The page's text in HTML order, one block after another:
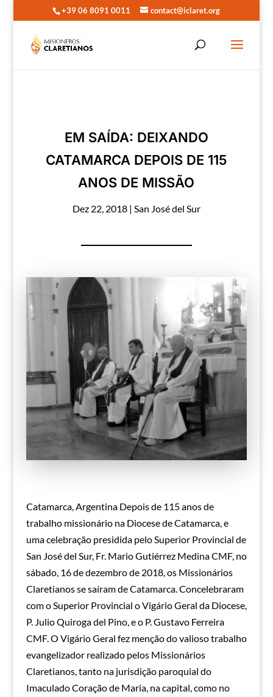
+39 06 8091 0011 contact@iclaret.org
EM SAÍDA: DEIXANDO
CATAMARCA DEPOIS DE 115
ANOS DE MISSÃO
Dez 22, 2018| San José del Sur
Catamarca, Argentina Depois de 115 anos de
trabalho missionário na Diocese de Catamarca, e
uma celebração presidida pelo Superior Provincial de
San José del Sur, Fr. Mario Gutiérrez Medina CMF, no
sábado, 16 de dezembro de 2018, os Missionários
Claretianos se saíram de Catamarca. Concelebraram
com o Superior Provincial o Vigário Geral da Diocese,
P. Julio Quiroga del Pino, e o P. Gustavo Ferreira
CMF. O Vigário Geral fez menção do valioso trabalho
evangelizador realizado pelos Missionários
Claretianos, tanto na jurisdição paroquial do
Imaculado Coração de Maria, na capital, como no